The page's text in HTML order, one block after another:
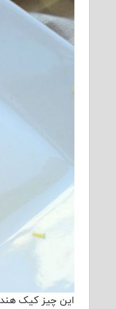
این چیز کیک